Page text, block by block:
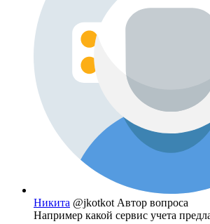
Никита @jkotkot Автор вопроса
Например какой сервис учета